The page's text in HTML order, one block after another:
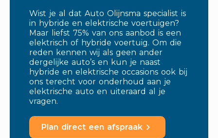
Wist je al dat Auto Olijnsma specialist is
in hybride en elektrische voertuigen?
Maar liefst 75% van ons aanbod is een
elektrisch of hybride voertuig. Om die
reden kennen wij als geen ander
dergelijke auto’s en kun je naast
hybride en elektrische occasions ook bij
ons terecht voor onderhoud aan je
elektrische auto en uiteraard al je
vragen.
Plan direct een afspraak